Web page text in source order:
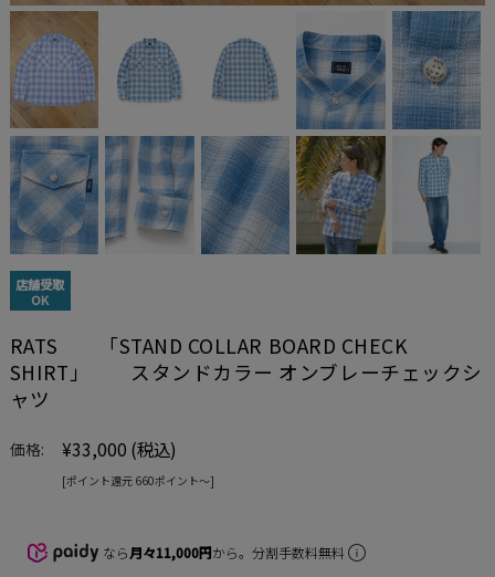
店舗受取
OK
RATS 「STAND COLLAR BOARD CHECK
SHIRT」 スタンドカラー オンブレーチェックシ
ャツ
価格: ¥33,000 (税込)
[ポイント還元 660ポイント〜]
なら月々11,000円から。分割手数料無料